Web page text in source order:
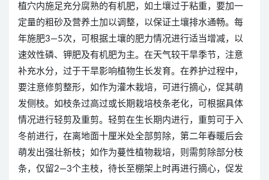
植穴内施足充分腐熟的有机肥，如土壤过于粘重，要加一
定量的粗砂及营养土加以调整，以保证土壤排水通畅。每
年施肥3—5次，可根据土壤的肥力情况进行适当增减，以
速效性磷、钾肥及有机肥为主。在天气较干旱季节，注意
补充水分，过于干旱影响植物生长发育。在养护过程中，
要注意修剪整形，如作为灌木栽培，可进行摘心，促其萌
发侧枝。如枝条过高过或长期栽培枝条老化，可根据具体
情况进行轻剪及重剪。轻剪在生长期内进行，重剪可于入
冬前进行，在离地面十厘米处全部剪除，第二年春暖后会
萌发出强壮新枝；如作为蔓性植物栽培，则需剪除部分枝
条，仅留2—3个主枝，待长至棚架上时再进行摘心，促发